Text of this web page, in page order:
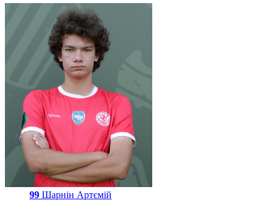
99 Шарнін Артємій